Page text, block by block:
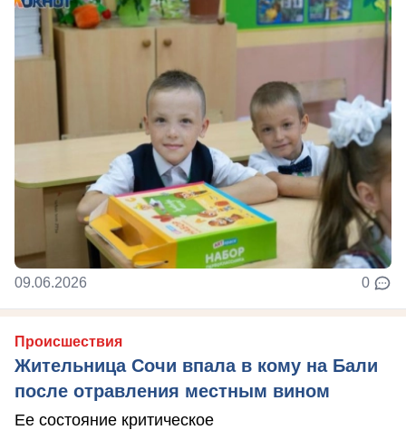
09.06.2026 0
Происшествия
Жительница Сочи впала в кому на Бали
после отравления местным вином
Ее состояние критическое